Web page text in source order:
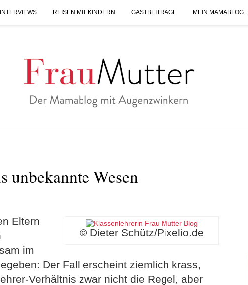
REISEN MIT KINDERN GASTBEITRÄGE MEIN MAMABLOG
unbekannte Wesen
© Dieter Schütz/Pixelio.de
Eltern
im
Der Fall erscheint ziemlich krass,
Verhältnis zwar nicht die Regel, aber